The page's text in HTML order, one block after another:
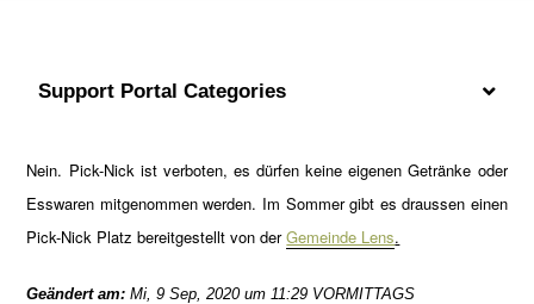
Support Portal Categories
Nein. Pick-Nick ist verboten, es dürfen keine eigenen Getränke oder
Esswaren mitgenommen werden. Im Sommer gibt es draussen einen
Pick-Nick Platz bereitgestellt von derGemeinde Lens.
Geändert am: Mi, 9 Sep, 2020 um 11:29 VORMITTAGS